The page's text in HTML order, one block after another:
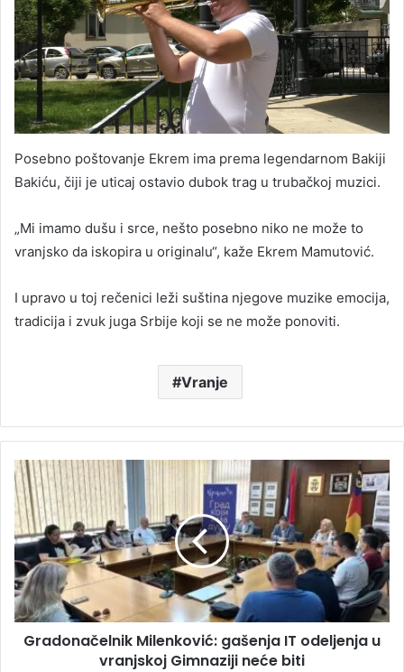
Posebno poštovanje Ekrem ima prema legendarnom Bakiji
Bakiću, čiji je uticaj ostavio dubok trag u trubačkoj muzici.
„Mi imamo dušu i srce, nešto posebno niko ne može to
vranjsko da iskopira u originalu“, kaže Ekrem Mamutović.
I upravo u toj rečenici leži suština njegove muzike emocija,
tradicija i zvuk juga Srbije koji se ne može ponoviti.
Vranje
Gradonačelnik Milenković: gašenja IT odeljenja u
vranjskoj Gimnaziji neće biti